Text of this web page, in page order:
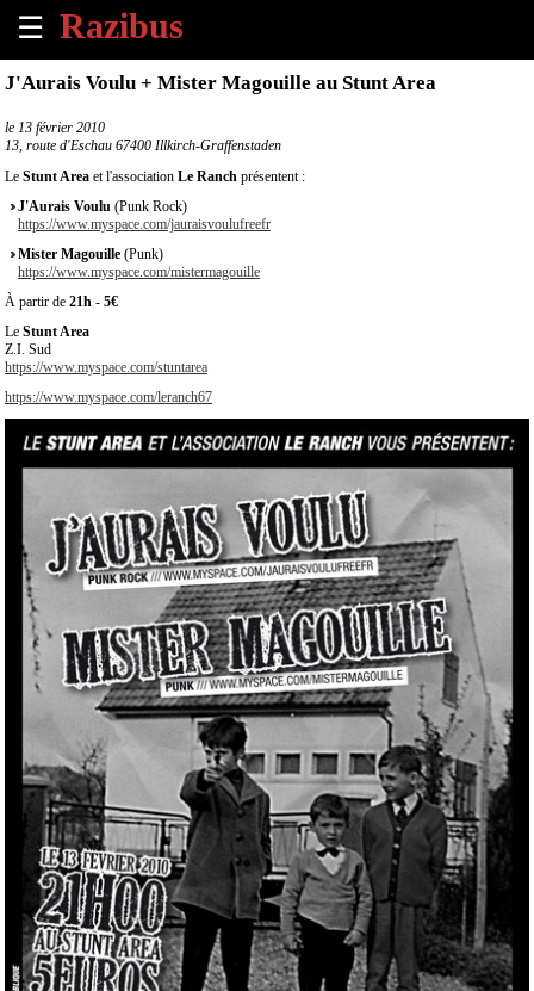
☰
×
Tous
évènements
à
venir
un
évènement
Contact
À
J'Aurais Voulu + Mister Magouille au Stunt Area
le 13 février 2010
13, route d'Eschau 67400 Illkirch-Graffenstaden
Le Stunt Area et l'association Le Ranch présentent :
J'Aurais Voulu (Punk Rock)
https://www.myspace.com/jauraisvoulufreefr
Mister Magouille (Punk)
https://www.myspace.com/mistermagouille
À partir de 21h - 5€
Le Stunt Area
Z.I. Sud
https://www.myspace.com/stuntarea
https://www.myspace.com/leranch67